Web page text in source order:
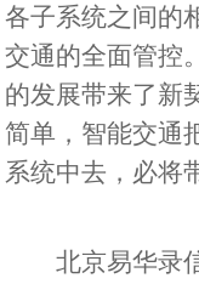
各子系统之间的
交通的全面管控
的发展带来了新
简单，智能交通
系统中去，必将
北京易华录信